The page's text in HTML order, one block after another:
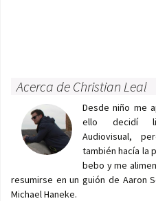
Acerca de Christian Leal
Desde niño me
ello decidí
Audiovisual,
también hacía la
bebo y me
resumirse en un guión de Aaron
Michael Haneke.